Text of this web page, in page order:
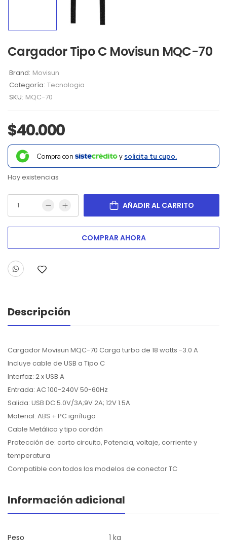
Cargador Tipo C Movisun MQC-70
Brand: Movisun
Categoría: Tecnologia
SKU: MQC-70
$40.000
Compra con y solicita tu cupo.
Hay existencias
AÑADIR AL CARRITO
COMPRAR AHORA
Descripción
Cargador Movisun MQC-70 Carga turbo de 18 watts -3.0 A
Incluye cable de USB a Tipo C
Interfaz: 2 x USB A
Entrada: AC 100-240V 50-60Hz
Salida: USB DC 5.0V/3A;9V 2A; 12V 1.5A
Material: ABS + PC ignífugo
Cable Metálico y tipo cordón
Protección de: corto circuito, Potencia, voltaje, corriente y
temperatura
Compatible con todos los modelos de conector TC
Información adicional
Peso 1 kg